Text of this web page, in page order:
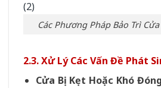
Các Phương Pháp Bảo Trì
2.3. Xử Lý Các Vấn Đề Phát
Cửa Bị Kẹt Hoặc Khó